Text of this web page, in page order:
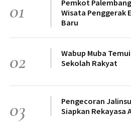
01
Pemkot
Wisata Penggerak
Baru
02
Wabup Muba
Sekolah Rakyat
03
Pengecoran
Siapkan Rekayasa